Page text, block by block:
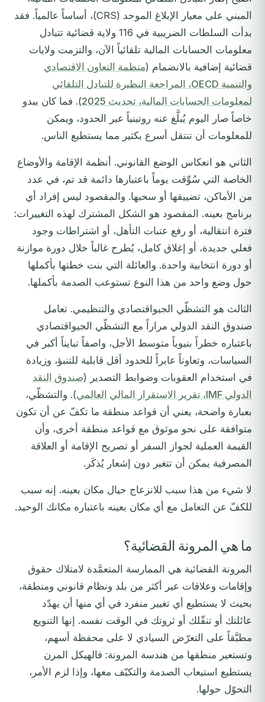
المبني على معيار الإبلاغ الموحد (CRS)، أساساً عالمياً. فقد
بدأت السلطات الضريبية في 116 ولاية قضائية تتبادل
معلومات الحسابات المالية تلقائياً الآن، والتزمت ولايات
قضائية إضافية بالانضمام (منظمة التعاون الاقتصادي
والتنمية OECD، المراجعة النظيرة للتبادل التلقائي
لمعلومات الحسابات المالية، تحديث 2025
). فما كان يبدو
خاصاً صار اليوم يُبلَّغ عنه روتينياً عبر الحدود، ويمكن
للمعلومات أن تنتقل أسرع بكثير مما يستطيع الناس.
الثاني هو انعكاس الوضع القانوني. أنظمة الإقامة والأوضاع
الخاصة التي سُوِّقت يوماً باعتبارها دائمة قد تم، في عدد
من الأماكن، تضييقها أو سحبها. والمقصود ليس إفراد أي
برنامج بعينه. المقصود هو الشكل المشترك لهذه التغييرات:
فترة انتقالية، أو رفع عتبات التأهل، أو اشتراطات وجود
فعلي جديدة، أو إغلاق كامل، يُطرح غالباً خلال دورة موازنة
أو دورة انتخابية واحدة. والعائلة التي بنت خطتها بأكملها
حول وضع واحد من هذا النوع تستوعب الصدمة بأكملها.
الثالث هو التشظّي الجيواقتصادي والتنظيمي. تعامل
صندوق النقد الدولي مراراً مع التشظّي الجيواقتصادي
باعتباره خطراً بنيوياً متوسط الأجل، واصفاً تبايناً أكبر في
السياسات، وتعاوناً عابراً للحدود أقل قابلية للتنبؤ، وزيادة
في استخدام العقوبات وضوابط التصدير (صندوق النقد
الدولي IMF، تقرير الاستقرار المالي العالمي
). والتشظّي،
بعبارة واضحة، يعني أن قواعد منطقة ما تكفّ عن أن تكون
متوافقة على نحو موثوق مع قواعد منطقة أخرى، وأن
القيمة العملية لجواز السفر أو تصريح الإقامة أو العلاقة
المصرفية يمكن أن تتغير دون إشعار يُذكَر.
لا شيء من هذا سبب للانزعاج حيال مكان بعينه. إنه سبب
للكفّ عن التعامل مع أي مكان بعينه باعتباره مكانك الوحيد.
ما هي المرونة القضائية؟
المرونة القضائية هي الممارسة المتعمَّدة لامتلاك حقوق
وإقامات وعلاقات عبر أكثر من بلد ونظام قانوني ومنطقة،
بحيث لا يستطيع أي تغيير منفرد في أي منها أن يهدّد
عائلتك أو تنقّلك أو ثروتك في الوقت نفسه. إنها التنويع
مطبَّقاً على التعرّض السيادي لا على محفظة أسهم،
وتستعير منطقها من هندسة المرونة: فالهيكل المرن
يستطيع استيعاب الصدمة والتكيّف معها، وإذا لزم الأمر،
التحوّل حولها.